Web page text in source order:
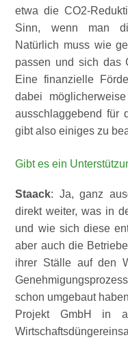
etwa die CO2-
Sinn, wenn man
Natürlich muss wie
passen und sich das
Eine finanzielle
dabei
ausschlaggebend für
gibt also einiges zu
Gibt es ein
Staack: Ja, ganz
direkt weiter, was in
und wie sich diese
aber auch die
ihrer Ställe auf den
schon umgebaut
Projekt GmbH in